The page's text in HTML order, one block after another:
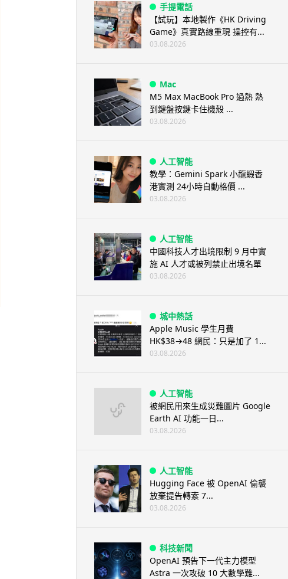
手提電話
【試玩】本地製作《HK Driving
Game》真實路線重現 操控有...
03.08.2026
Mac
M5 Max MacBook Pro 過熱 熱
到鍵盤按鍵卡住機殼 ...
03.08.2026
人工智能
教學：Gemini Spark 小龍蝦香
港實測 24小時自動格價 ...
03.08.2026
人工智能
中國科技人才出境限制 9 月中實
施 AI 人才或被列禁止出境名單
03.08.2026
城中熱話
Apple Music 學生月費
HK$38→48 網民：只是加了 1...
03.08.2026
人工智能
被網民用來生成災難圖片 Google
Earth AI 功能一日...
03.08.2026
人工智能
Hugging Face 被 OpenAI 偷襲
放棄提告轉索 7...
03.08.2026
科技新聞
OpenAI 預告下一代主力模型
Astra 一次攻破 10 大數學難...